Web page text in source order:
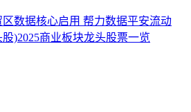
区数据核心启用 帮力数据平安流动
)2025商业板块龙头股票一览